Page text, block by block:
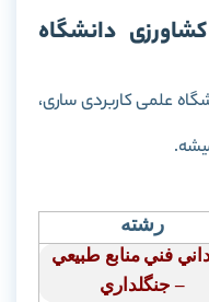
دانشگاه
علمی کاربردی ساری،
رشته
فني منابع طبيعي
–جنگلداري